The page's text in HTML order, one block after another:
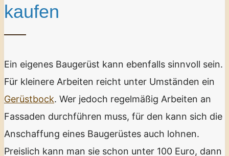
kaufen
Ein eigenes Baugerüst kann ebenfalls sinnvoll sein.
Für kleinere Arbeiten reicht unter Umständen ein
Gerüstbock. Wer jedoch regelmäßig Arbeiten an
Fassaden durchführen muss, für den kann sich die
Anschaffung eines Baugerüstes auch lohnen.
Preislich kann man sie schon unter 100 Euro, dann